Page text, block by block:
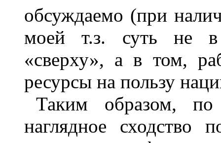
обсуждаемо (при
моей т.з. суть не в
«сверху», а в том,
ресурсы на пользу
Таким образом, по
наглядное сходство